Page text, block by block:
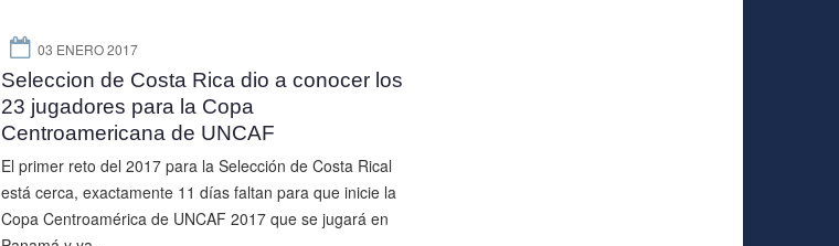
03 ENERO 2017
Seleccion de Costa Rica dio a conocer los
23 jugadores para la Copa
Centroamericana de UNCAF
El primer reto del 2017 para la Selección de Costa Rical
está cerca, exactamente 11 días faltan para que inicie la
Copa Centroamérica de UNCAF 2017 que se jugará en